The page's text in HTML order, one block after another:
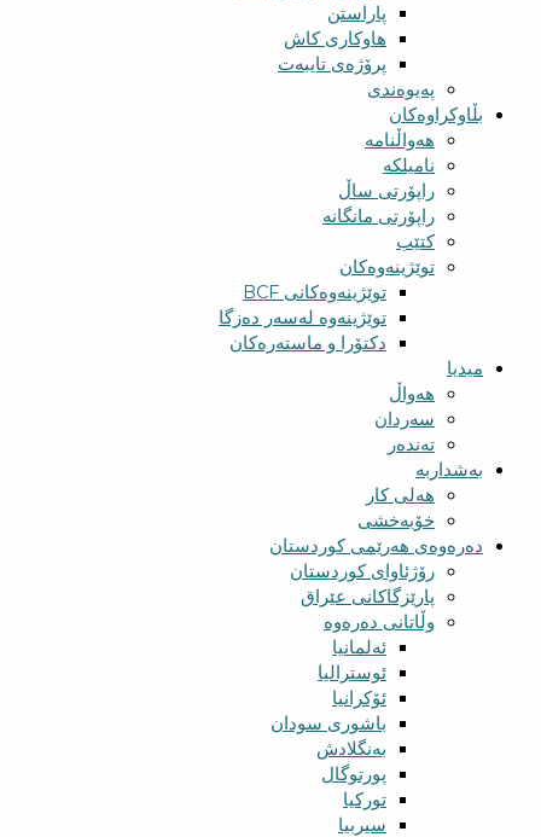
پاراستن
هاوکاری کاش
پرۆژەی تایبەت
پەیوەندی
بڵاوکراوەکان
هەواڵنامە
نامیلکە
راپۆرتی ساڵ
راپۆرتی مانگانە
کتێب
توێژینەوەکان
توێژینەوەکانی BCF​
توێژینەوە لەسەر دەزگا
دکتۆرا و ماستەرەکان
میدیا
‌‌هەواڵ
سه‌ردان
تەندەر
بەشداربە
هەلی کار
خۆبەخشی
دەرەوەی هەرێمی کوردستان
رۆژئاوای کوردستان
پارێزگاکانی عێراق
وڵاتانی دەرەوە
ئەلمانیا
ئوسترالیا
ئۆکرانیا
باشوری سودان
بەنگلادش
پورتوگال
تورکیا
سیربیا